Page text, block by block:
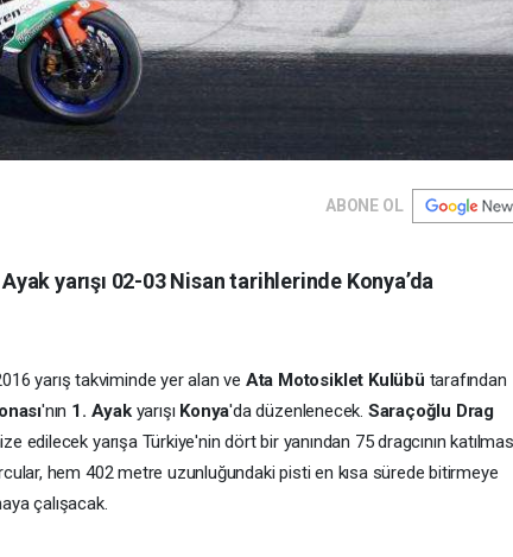
ABONE OL
yarışı 02-03 Nisan tarihlerinde Konya’da
yarış takviminde yer alan ve Ata Motosiklet Kulübü tarafından
'nın 1. Ayakyarışı Konya'da düzenlenecek. Saraçoğlu Drag
edilecek yarışa Türkiye'nin dört bir yanından 75 dragcının
hem 402 metre uzunluğundaki pisti en kısa sürede bitirmeye
çalışacak.